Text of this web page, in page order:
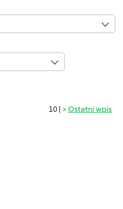
10 | Ostatni wpis